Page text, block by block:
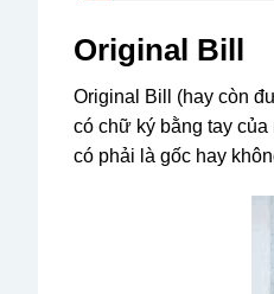
Original Bill
Original Bill (hay còn
có chữ ký bằng tay
có phải là gốc hay